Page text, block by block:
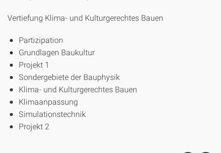
Vertiefung Klima- und Kulturgerechtes Bauen
Partizipation
Grundlagen Baukultur
Projekt 1
Sondergebiete der Bauphysik
Klima- und Kulturgerechtes Bauen
Klimaanpassung
Simulationstechnik
Projekt 2